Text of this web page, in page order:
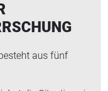
aus fünf